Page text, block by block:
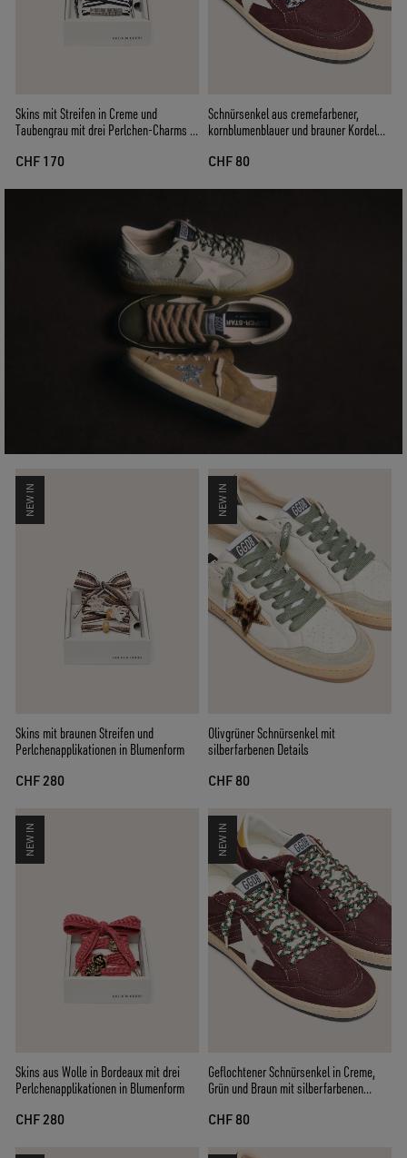
Skins mit Streifen in Creme und
Taubengrau mit drei Perlchen-Charms in
CHF 170
Schnürsenkel aus cremefarbener,
kornblumenblauer und brauner Kordel
CHF 80
NEW IN
Skins mit braunen Streifen und
Perlchenapplikationen in Blumenform
CHF 280
NEW IN
Olivgrüner Schnürsenkel mit
silberfarbenen Details
CHF 80
NEW IN
Skins aus Wolle in Bordeaux mit drei
Perlchenapplikationen in Blumenform
CHF 280
NEW IN
Geflochtener Schnürsenkel in Creme,
Grün und Braun mit silberfarbenen
CHF 80